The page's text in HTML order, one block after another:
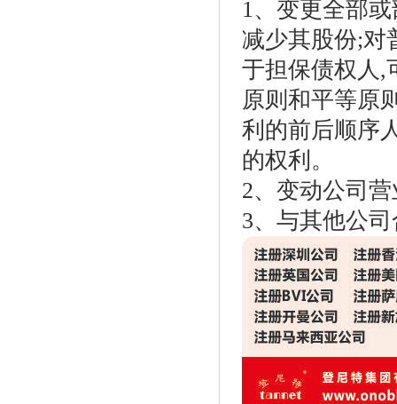
1、变更全部
减少其股份;对
于担保债权人,
原则和平等原
利的前后顺序
的权利。
2、变动公司
3、与其他公